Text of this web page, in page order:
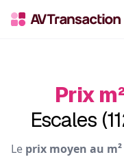
Prix
Escales
Le prix moyen au m²